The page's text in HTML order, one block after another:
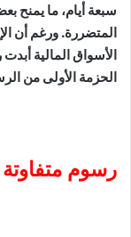
سبعة أيام، ما يمنح
المتضررة. ورغم أن
الأسواق المالية
الحزمة الأولى من
رسوم